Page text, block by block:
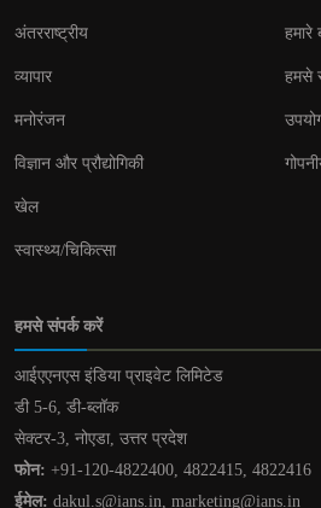
अंतरराष्ट्रीय
व्यापार
मनोरंजन
विज्ञान और प्रौद्योगिकी
खेल
स्वास्थ्य/चिकित्सा
हमारे
हमसे
हमसे संपर्क करें
आईएएनएस इंडिया प्राइवेट लिमिटेड
डी 5-6, डी-ब्लॉक
सेक्टर-3, नोएडा, उत्तर प्रदेश
फोन: +91-120-4822400, 4822415, 4822416
ईमेल: dakul.s@ians.in, marketing@ians.in